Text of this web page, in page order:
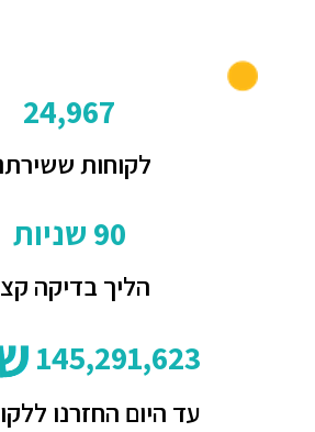
24,967
לקוחות
90 שניות
הליך בדיקה
145,291,623
עד היום החזרנו